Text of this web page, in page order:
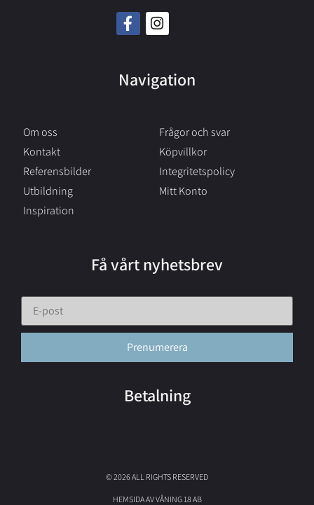
Navigation
Om oss
Kontakt
Referensbilder
Utbildning
Inspiration
Frågor och svar
Köpvillkor
Integritetspolicy
Mitt Konto
Få vårt nyhetsbrev
Betalning
© 2026 ALL RIGHTS RESERVED​
HEMSIDA AV VÅNING 18 AB